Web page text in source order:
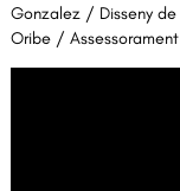
Gonzalez / Disseny
Oribe /